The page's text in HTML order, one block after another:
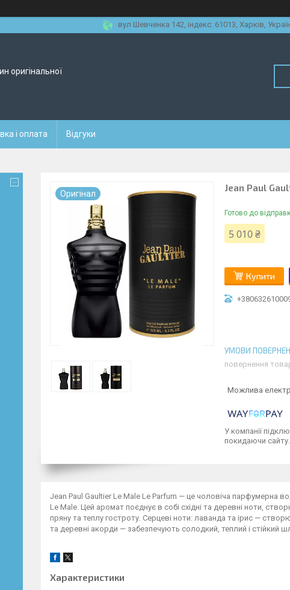
вул Шевченка 142, iндекс: 61013, Харків,
оригінальної
і оплата Відгуки
Оригiнал
Jean Paul
Готово до
5 010 ₴
Купити
повернення
У компанії
покидаючи сайту.
Jean Paul Gaultier Le Male Le Parfum — це чоловіча парфумерна
Le Male. Цей аромат поєднує в собі східні та деревні ноти,
пряну та теплу гостроту. Серцеві ноти: лаванда та ірис —
та деревні акорди — забезпечують солодкий, теплий і стійкий
Характеристики